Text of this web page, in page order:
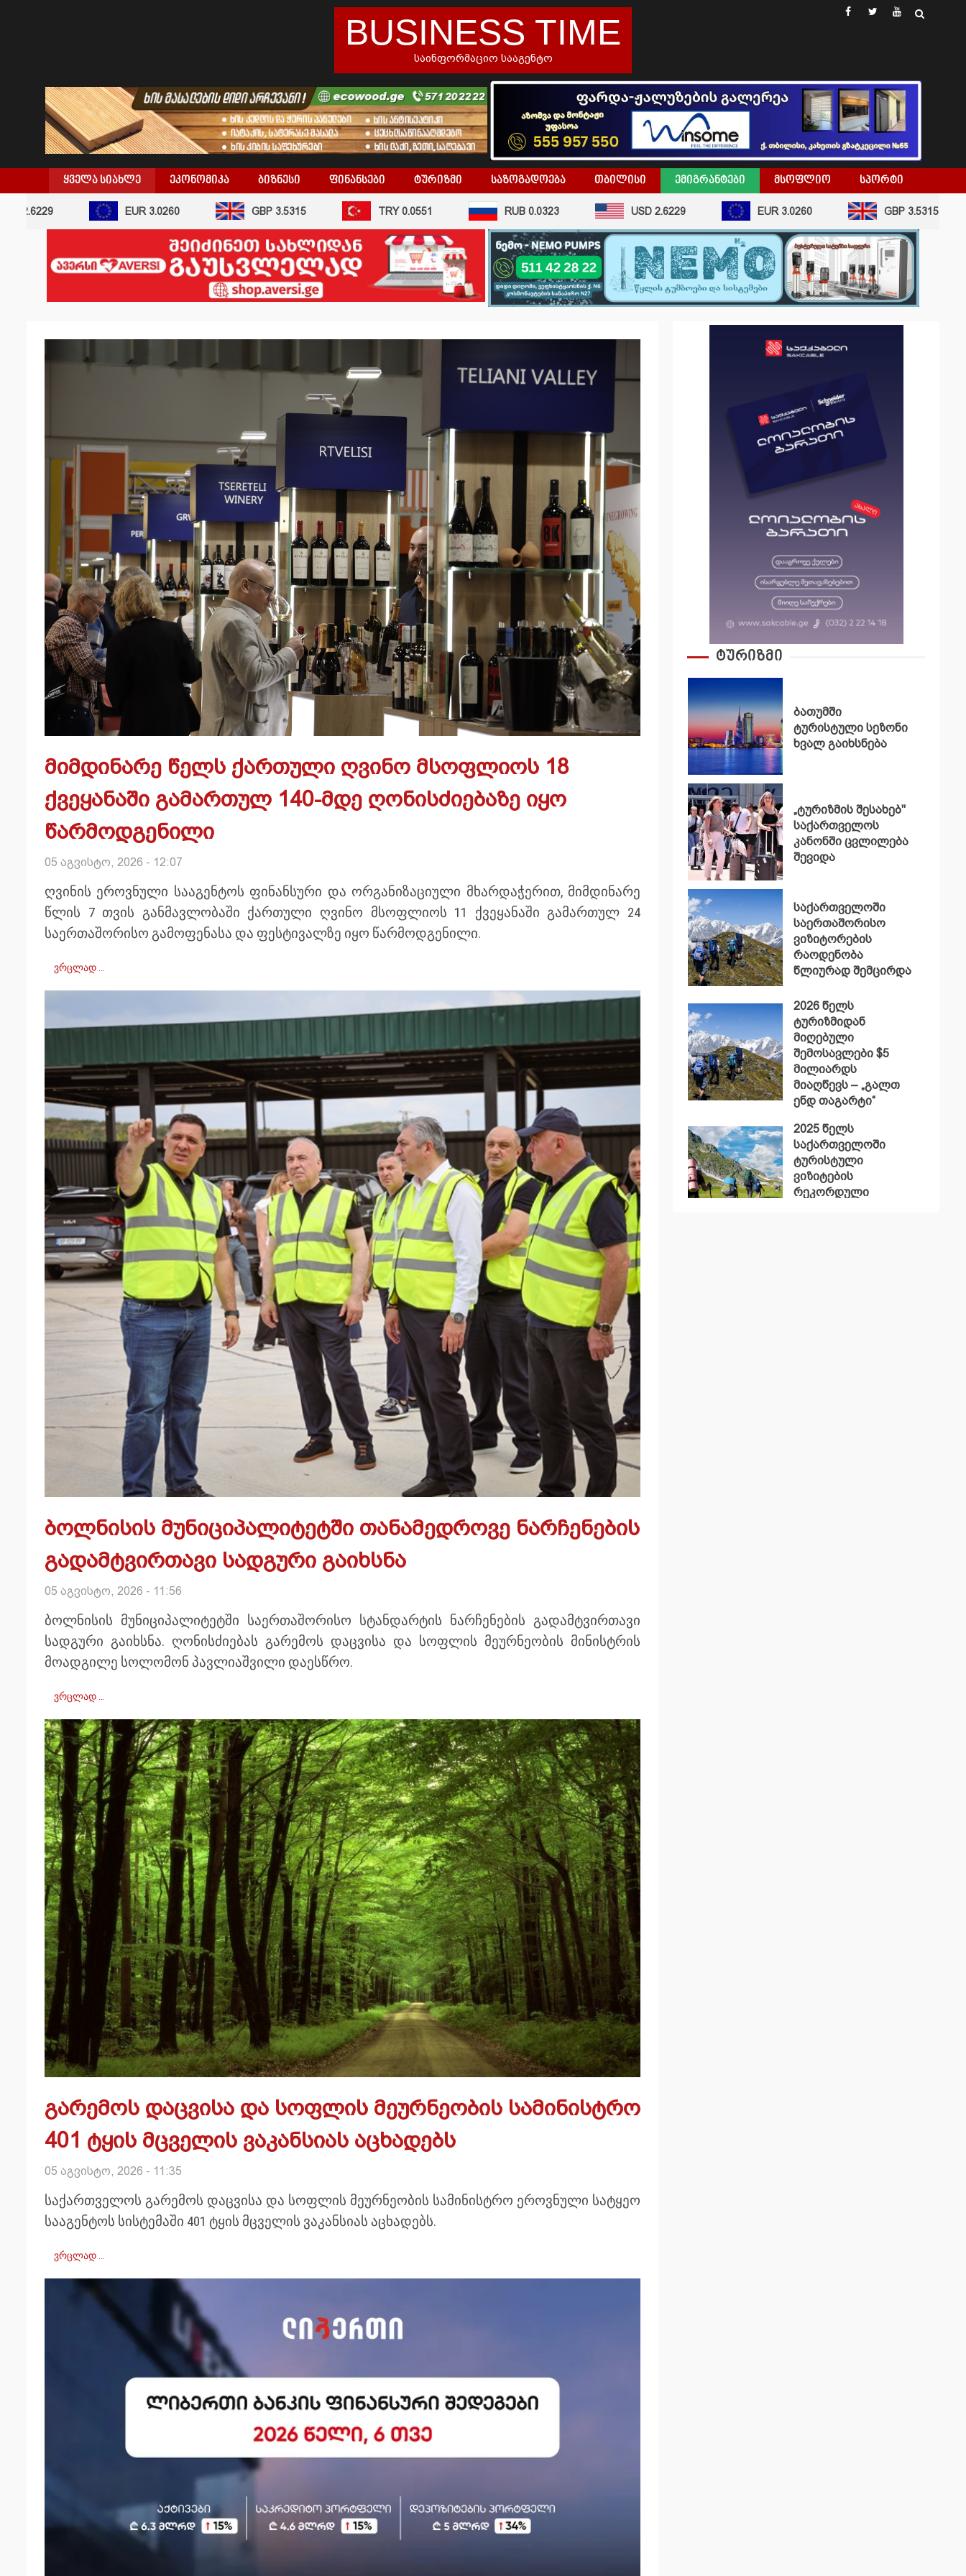
BUSINESS TIME
საინფორმაციო სააგენტო
facebooktwitteryoutube
ᲧᲕᲔᲚᲐ ᲡᲘᲐᲮᲚᲔ ᲔᲙᲝᲜᲝᲛᲘᲙᲐ ᲑᲘᲖᲜᲔᲡᲘ ᲤᲘᲜᲐᲜᲡᲔᲑᲘ ᲢᲣᲠᲘᲖᲛᲘ ᲡᲐᲖᲝᲒᲐᲓᲝᲔᲑᲐ ᲗᲑᲘᲚᲘᲡᲘ ᲔᲛᲘᲒᲠᲐᲜᲢᲔᲑᲘ ᲛᲡᲝᲤᲚᲘᲝ ᲡᲞᲝᲠᲢᲘ
EUR 3.0260 GBP 3.5315 TRY 0.0551 RUB 0.0323 USD 2.6229 EUR 3.0260 GBP 3.5315
მიმდინარე წელს ქართული ღვინო მსოფლიოს 18
ქვეყანაში გამართულ 140-მდე ღონისძიებაზე იყო
წარმოდგენილი
05 აგვისტო, 2026 - 12:07
ღვინის ეროვნული სააგენტოს ფინანსური და ორგანიზაციული მხარდაჭერით, მიმდინარე
წლის 7 თვის განმავლობაში ქართული ღვინო მსოფლიოს 11 ქვეყანაში გამართულ 24
საერთაშორისო გამოფენასა და ფესტივალზე იყო წარმოდგენილი.
ვრცლად …
ბოლნისის მუნიციპალიტეტში თანამედროვე ნარჩენების
გადამტვირთავი სადგური გაიხსნა
05 აგვისტო, 2026 - 11:56
ბოლნისის მუნიციპალიტეტში საერთაშორისო სტანდარტის ნარჩენების გადამტვირთავი
სადგური გაიხსნა. ღონისძიებას გარემოს დაცვისა და სოფლის მეურნეობის მინისტრის
მოადგილე სოლომონ პავლიაშვილი დაესწრო.
ვრცლად …
გარემოს დაცვისა და სოფლის მეურნეობის სამინისტრო
401 ტყის მცველის ვაკანსიას აცხადებს
05 აგვისტო, 2026 - 11:35
საქართველოს გარემოს დაცვისა და სოფლის მეურნეობის სამინისტრო ეროვნული სატყეო
სააგენტოს სისტემაში 401 ტყის მცველის ვაკანსიას აცხადებს.
ვრცლად …
ტურიზმი
ბათუმში
ტურისტული სეზონი
ხვალ გაიხსნება
„ტურიზმის შესახებ"
საქართველოს
კანონში ცვლილება
შევიდა
საქართველოში
საერთაშორისო
ვიზიტორების
რაოდენობა
წლიურად შემცირდა
2026 წელს
ტურიზმიდან
მიღებული
შემოსავლები $5
მილიარდს
მიაღწევს – „გალთ
ენდ თაგარტი“
2025 წელს
საქართველოში
ტურისტული
ვიზიტების
რეკორდული